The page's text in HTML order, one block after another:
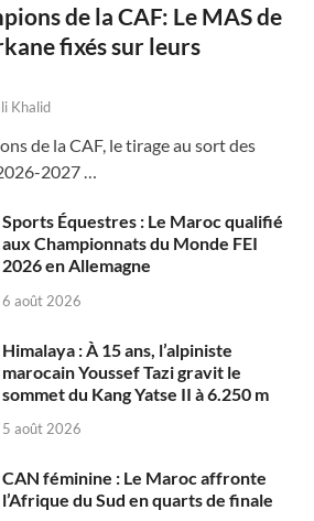
de la CAF: Le MAS de
fixés sur leurs
Khalid
de la CAF, le tirage au sort des
2027 …
Sports Équestres : Le Maroc qualifié
aux Championnats du Monde FEI
2026 en Allemagne
6 août 2026
Himalaya : À 15 ans, l’alpiniste
marocain Youssef Tazi gravit le
sommet du Kang Yatse II à 6.250 m
5 août 2026
CAN féminine : Le Maroc affronte
l’Afrique du Sud en quarts de finale